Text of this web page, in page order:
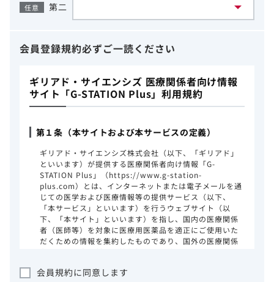
任意 第二
会員登録規約必ずご一読ください
ギリアド・サイエンシズ 医療関係者向け情報
サイト「G-STATION Plus」利用規約
第１条（本サイトおよび本サービスの定義）
ギリアド・サイエンシズ株式会社（以下、「ギリアド」
といいます）が提供する医療関係者向け情報「G-
STATION Plus」（https://www.g-station-
plus.com）とは、インターネットまたは電子メールを通
じての医学および医療情報等の提供サービス（以下、
「本サービス」といいます）を行うウェブサイト（以
下、「本サイト」といいます）を指し、国内の医療関係
者（医師等）を対象に医療用医薬品を適正にご使用いた
だくための情報を集約したものであり、国外の医療関係
事項をご熟読いただき、同意された場合のみご利用くだ
会員規約に同意します